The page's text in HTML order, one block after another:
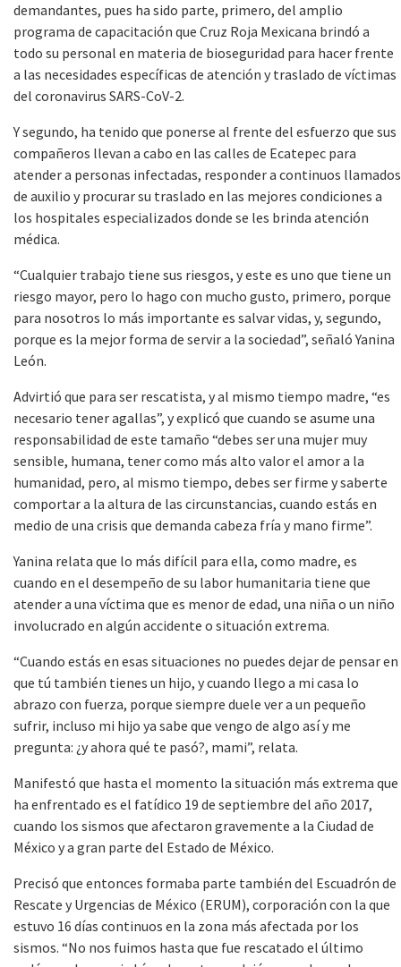
demandantes, pues ha sido parte, primero, del amplio
programa de capacitación que Cruz Roja Mexicana brindó a
todo su personal en materia de bioseguridad para hacer frente
a las necesidades específicas de atención y traslado de víctimas
del coronavirus SARS-CoV-2.
Y segundo, ha tenido que ponerse al frente del esfuerzo que sus
compañeros llevan a cabo en las calles de Ecatepec para
atender a personas infectadas, responder a continuos llamados
de auxilio y procurar su traslado en las mejores condiciones a
los hospitales especializados donde se les brinda atención
médica.
“Cualquier trabajo tiene sus riesgos, y este es uno que tiene un
riesgo mayor, pero lo hago con mucho gusto, primero, porque
para nosotros lo más importante es salvar vidas, y, segundo,
porque es la mejor forma de servir a la sociedad”, señaló Yanina
León.
Advirtió que para ser rescatista, y al mismo tiempo madre, “es
necesario tener agallas”, y explicó que cuando se asume una
responsabilidad de este tamaño “debes ser una mujer muy
sensible, humana, tener como más alto valor el amor a la
humanidad, pero, al mismo tiempo, debes ser firme y saberte
comportar a la altura de las circunstancias, cuando estás en
medio de una crisis que demanda cabeza fría y mano firme”.
Yanina relata que lo más difícil para ella, como madre, es
cuando en el desempeño de su labor humanitaria tiene que
atender a una víctima que es menor de edad, una niña o un niño
involucrado en algún accidente o situación extrema.
“Cuando estás en esas situaciones no puedes dejar de pensar en
que tú también tienes un hijo, y cuando llego a mi casa lo
abrazo con fuerza, porque siempre duele ver a un pequeño
sufrir, incluso mi hijo ya sabe que vengo de algo así y me
pregunta: ¿y ahora qué te pasó?, mami”, relata.
Manifestó que hasta el momento la situación más extrema que
ha enfrentado es el fatídico 19 de septiembre del año 2017,
cuando los sismos que afectaron gravemente a la Ciudad de
México y a gran parte del Estado de México.
Precisó que entonces formaba parte también del Escuadrón de
Rescate y Urgencias de México (ERUM), corporación con la que
estuvo 16 días continuos en la zona más afectada por los
sismos. “No nos fuimos hasta que fue rescatado el último